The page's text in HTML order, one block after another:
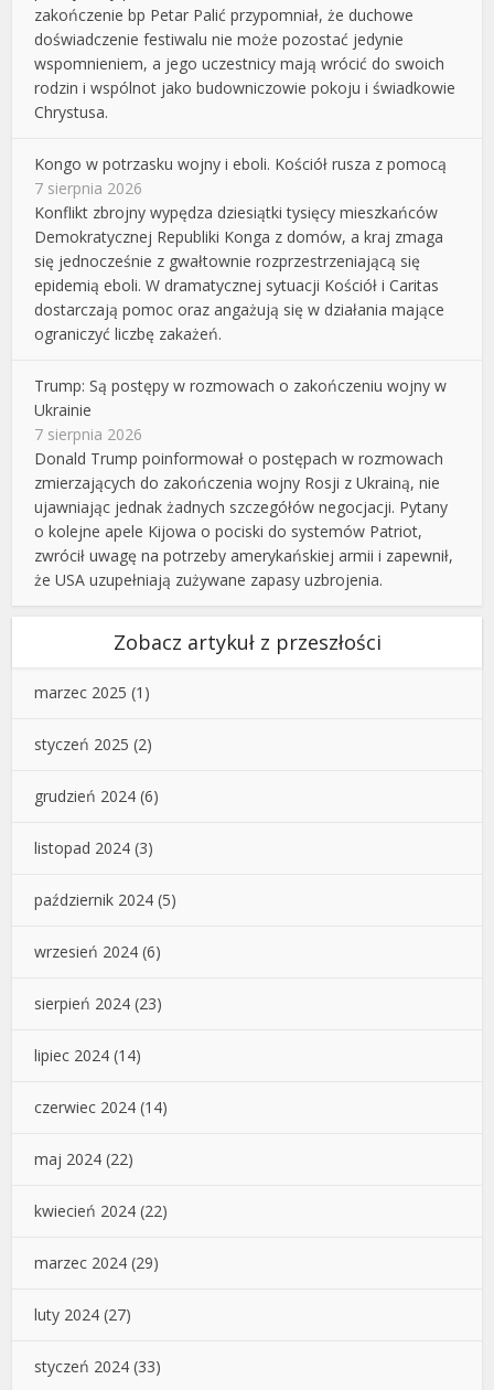
zakończenie bp Petar Palić przypomniał, że duchowe
doświadczenie festiwalu nie może pozostać jedynie
wspomnieniem, a jego uczestnicy mają wrócić do swoich
rodzin i wspólnot jako budowniczowie pokoju i świadkowie
Chrystusa.
Kongo w potrzasku wojny i eboli. Kościół rusza z pomocą
7 sierpnia 2026
Konflikt zbrojny wypędza dziesiątki tysięcy mieszkańców
Demokratycznej Republiki Konga z domów, a kraj zmaga
się jednocześnie z gwałtownie rozprzestrzeniającą się
epidemią eboli. W dramatycznej sytuacji Kościół i Caritas
dostarczają pomoc oraz angażują się w działania mające
ograniczyć liczbę zakażeń.
Trump: Są postępy w rozmowach o zakończeniu wojny w
Ukrainie
7 sierpnia 2026
Donald Trump poinformował o postępach w rozmowach
zmierzających do zakończenia wojny Rosji z Ukrainą, nie
ujawniając jednak żadnych szczegółów negocjacji. Pytany
o kolejne apele Kijowa o pociski do systemów Patriot,
zwrócił uwagę na potrzeby amerykańskiej armii i zapewnił,
że USA uzupełniają zużywane zapasy uzbrojenia.
Zobacz artykuł z przeszłości
marzec 2025 (1)
styczeń 2025 (2)
grudzień 2024 (6)
listopad 2024 (3)
październik 2024 (5)
wrzesień 2024 (6)
sierpień 2024 (23)
lipiec 2024 (14)
czerwiec 2024 (14)
maj 2024 (22)
kwiecień 2024 (22)
marzec 2024 (29)
luty 2024 (27)
styczeń 2024 (33)